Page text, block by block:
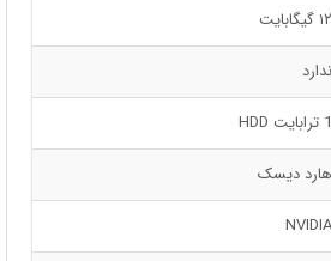
۱۲ گیگابایت
ندارد
1 ترابایت HDD
هارد دیسک
NVIDIA